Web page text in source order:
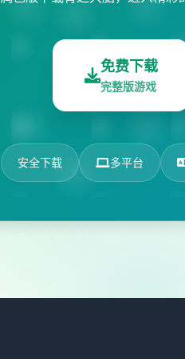
免费下载
完整版游戏
安全下载 多平台